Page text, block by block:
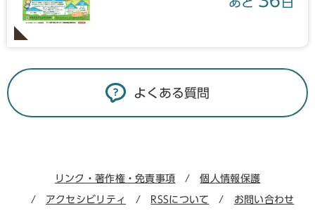
よくある質問
リンク・著作権・免責事項 個人情報保護
アクセシビリティ RSSについて お問い合わせ